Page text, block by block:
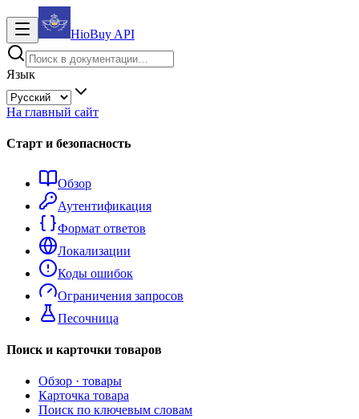
HioBuy API
Язык
На главный сайт
Старт и безопасность
Обзор
Аутентификация
Формат ответов
Локализации
Коды ошибок
Ограничения запросов
Песочница
Поиск и карточки товаров
Обзор · товары
Карточка товара
Поиск по ключевым словам